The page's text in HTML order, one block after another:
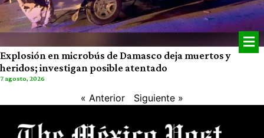
Explosión en microbús de Damasco deja muertos y
heridos; investigan posible atentado
7 agosto, 2026
« Anterior Siguiente »